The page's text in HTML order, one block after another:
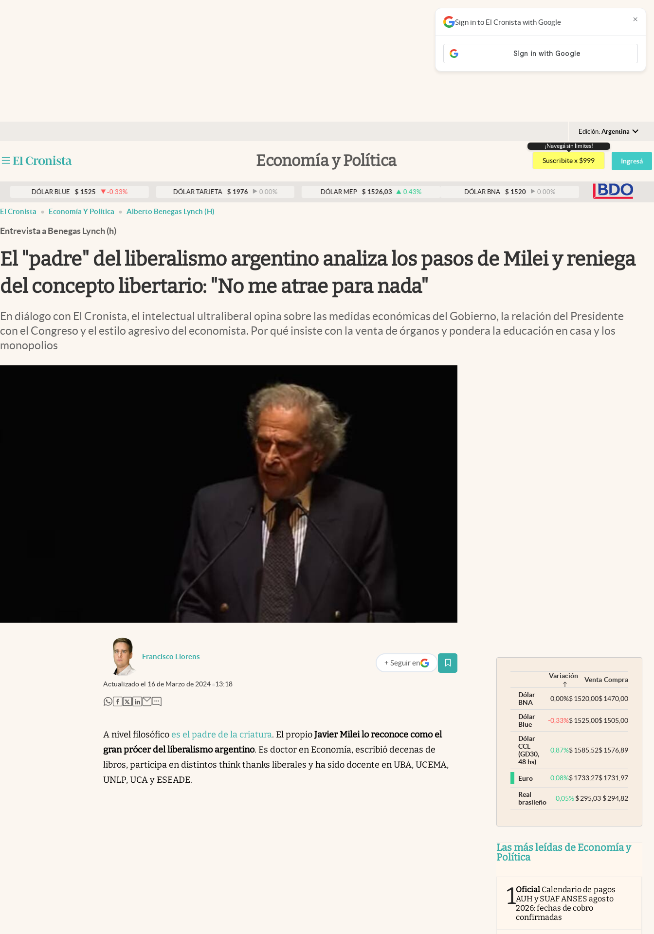
Edición: Argentina
Argentina
España
USA
Economía y Política
Clima
Mundial 2026
El Cronista Studio
Mediakit
abre en nueva pestaña
¡Navegá sin limites!
Suscribite x $999 Ingresá
DÓLAR BLUE $ 1525 -0.33 % DÓLAR TARJETA $ 1976 0.00% DÓLAR MEP $ 1526,03 0.43% DÓLAR BNA $ 1520 0.00% DÓLAR BLUE $ 1525
Sign in to El Cronista with Google ×
El Cronista Economía Y Política Alberto Benegas Lynch (h)
Entrevista a Benegas Lynch (h)
El "padre" del liberalismo argentino analiza los pasos de Milei y reniega
del concepto libertario: "No me atrae para nada"
En diálogo con El Cronista, el intelectual ultraliberal opina sobre las medidas económicas del Gobierno, la relación del Presidente
con el Congreso y el estilo agresivo del economista. Por qué insiste con la venta de órganos y pondera la educación en casa y los
monopolios
Francisco Llorens
Actualizado el 16 de Marzo de 2024 13:18
+ Seguir en
abre en nueva pestaña
abre en nueva pestaña
abre en nueva pestaña
abre en nueva pestaña
abre en nueva pestaña
A nivel filosófico es el padre de la criatura. El propioJavier Milei lo reconoce como el
gran prócer del liberalismo argentino. Es doctor en Economía, escribió decenas de
libros, participa en distintos think thanks liberales y ha sido docente en UBA, UCEMA,
UNLP, UCA y ESEADE.
Variación Venta Compra
Dólar
BNA
0,00%$1520,00$1470,00
Dólar
Blue
-0,33%$1525,00$1505,00
Dólar
CCL
(GD30,
48 hs)
0,87%$1585,52$1576,89
Euro 0,08%$1733,27$1731,97
Real
brasileño
0,05% $295,03 $294,82
Las más leídas de Economía y
Política
1Oficial Calendario de pagos
AUH y SUAF ANSES agosto
2026: fechas de cobro
confirmadas